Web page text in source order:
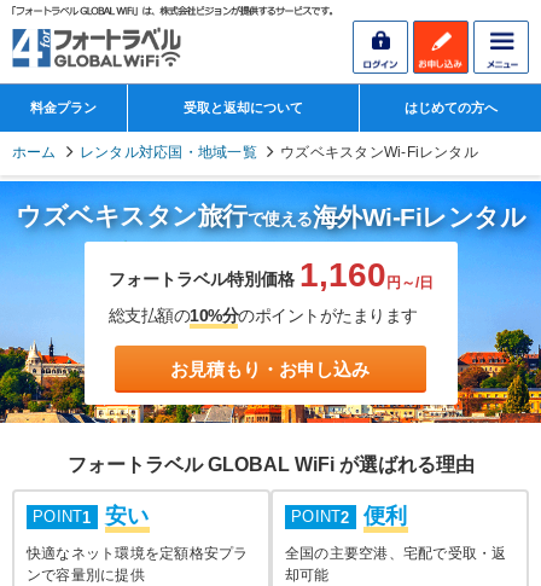
料金プラン 受取と返却について はじめての方へ
ホーム レンタル対応国・地域一覧 ウズベキスタンWi-Fiレンタル
ウズベキスタン旅行で使える海外Wi-Fiレンタル
フォートラベル特別価格 1,160円～/日
総支払額の10%分のポイントがたまります
お見積もり・お申し込み
フォートラベル GLOBAL WiFi が選ばれる理由
POINT1 安い
快適なネット環境を定額格安プラ
ンで容量別に提供
POINT2 便利
全国の主要空港、宅配で受取・返
却可能